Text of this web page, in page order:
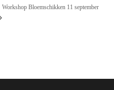
Workshop Bloemschikken 11 september